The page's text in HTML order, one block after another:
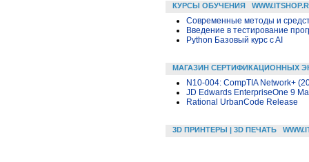
КУРСЫ ОБУЧЕНИЯ
Современные методы и
Введение в тестирование
Python Базовый курс c AI
МАГАЗИН СЕРТИФИКАЦИОННЫХ
N10-004: CompTIA Network+
JD Edwards EnterpriseOne 9
Rational UrbanCode Release
3D ПРИНТЕРЫ | 3D ПЕЧАТЬ